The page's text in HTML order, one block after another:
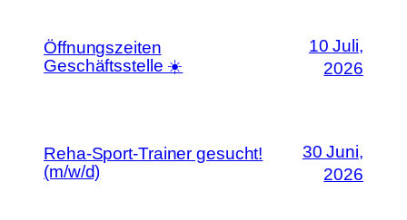
Öffnungszeiten
Geschäftsstelle ☀️
10 Juli,
2026
Reha-Sport-Trainer gesucht!
(m/w/d)
30 Juni,
2026